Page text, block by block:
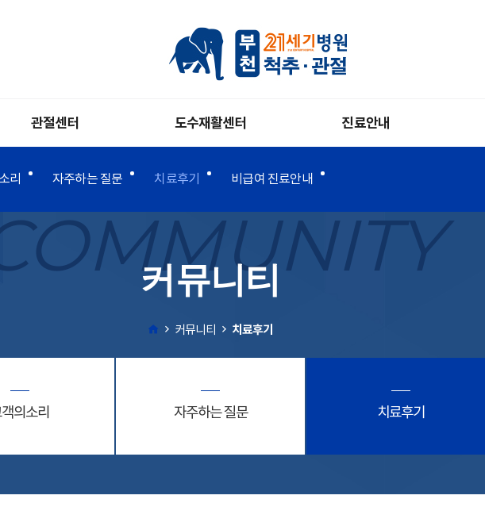
관절센터 도수재활센터 진료안내
리 자주하는 질문 치료후기 비급여 진료안내
커뮤니티
커뮤니티 치료후기
의소리 자주하는 질문 치료후기